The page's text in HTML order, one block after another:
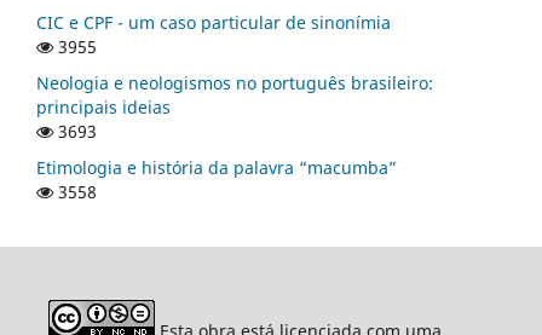
CIC e CPF - um caso particular de sinonímia
3955
Neologia e neologismos no português brasileiro:
principais ideias
3693
Etimologia e história da palavra “macumba”
3558